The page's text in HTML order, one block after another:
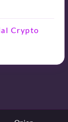
Crypto